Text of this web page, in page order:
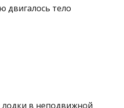
двигалось тело
в неподвижной